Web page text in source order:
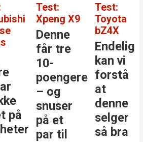
på
Test:
Xpeng X9
Denne
får tre
10-
poengere
– og
snuser
på et
par til
Test:
Toyota
bZ4X
Endelig
kan vi
forstå
at
denne
selger
så bra